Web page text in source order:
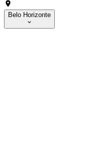
Belo Horizonte